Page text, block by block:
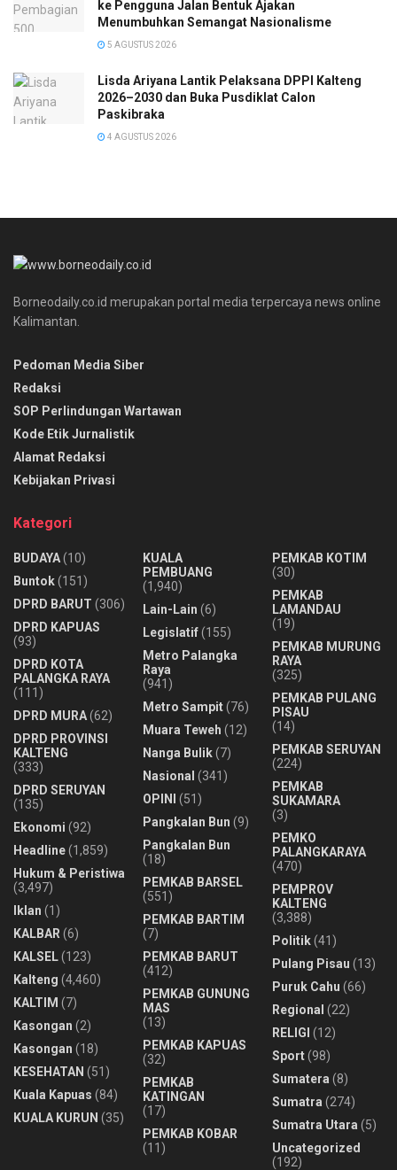
ke Pengguna Jalan Bentuk Ajakan
Menumbuhkan Semangat Nasionalisme
5 AGUSTUS 2026
Lisda Ariyana Lantik Pelaksana DPPI Kalteng
2026–2030 dan Buka Pusdiklat Calon
Paskibraka
4 AGUSTUS 2026
Borneodaily.co.id merupakan portal media terpercaya news online
Kalimantan.
Pedoman Media Siber
Redaksi
SOP Perlindungan Wartawan
Kode Etik Jurnalistik
Alamat Redaksi
Kebijakan Privasi
Kategori
BUDAYA(10)
Buntok(151)
DPRD BARUT (306)
DPRD KAPUAS
(93)
DPRD KOTA
PALANGKA RAYA
(111)
DPRD MURA(62)
DPRD PROVINSI
KALTENG
(333)
DPRD SERUYAN
(135)
Ekonomi (92)
Headline(1,859)
Hukum & Peristiwa
(3,497)
Iklan (1)
KALBAR (6)
KALSEL(123)
Kalteng (4,460)
KALTIM (7)
Kasongan (2)
Kasongan (18)
KESEHATAN (51)
Kuala Kapuas (84)
KUALA KURUN (35)
KUALA
PEMBUANG
(1,940)
Lain-Lain (6)
Legislatif(155)
Metro Palangka
Raya
(941)
Metro Sampit(76)
Muara Teweh (12)
Nanga Bulik(7)
Nasional (341)
OPINI
(51)
Pangkalan Bun (9)
Pangkalan Bun
(18)
PEMKAB BARSEL
(551)
PEMKAB BARTIM
(7)
PEMKAB BARUT
(412)
PEMKAB GUNUNG
MAS
(13)
PEMKAB KAPUAS
(32)
PEMKAB
KATINGAN
(17)
PEMKAB KOBAR
(11)
PEMKAB KOTIM
(30)
PEMKAB
LAMANDAU
(19)
PEMKAB MURUNG
RAYA
(325)
PEMKAB PULANG
PISAU
(14)
PEMKAB SERUYAN
(224)
PEMKAB
SUKAMARA
(3)
PEMKO
PALANGKARAYA
(470)
PEMPROV
KALTENG
(3,388)
Politik(41)
Pulang Pisau (13)
Puruk Cahu (66)
Regional (22)
RELIGI (12)
Sport(98)
Sumatera (8)
Sumatra (274)
Sumatra Utara (5)
Uncategorized
(192)